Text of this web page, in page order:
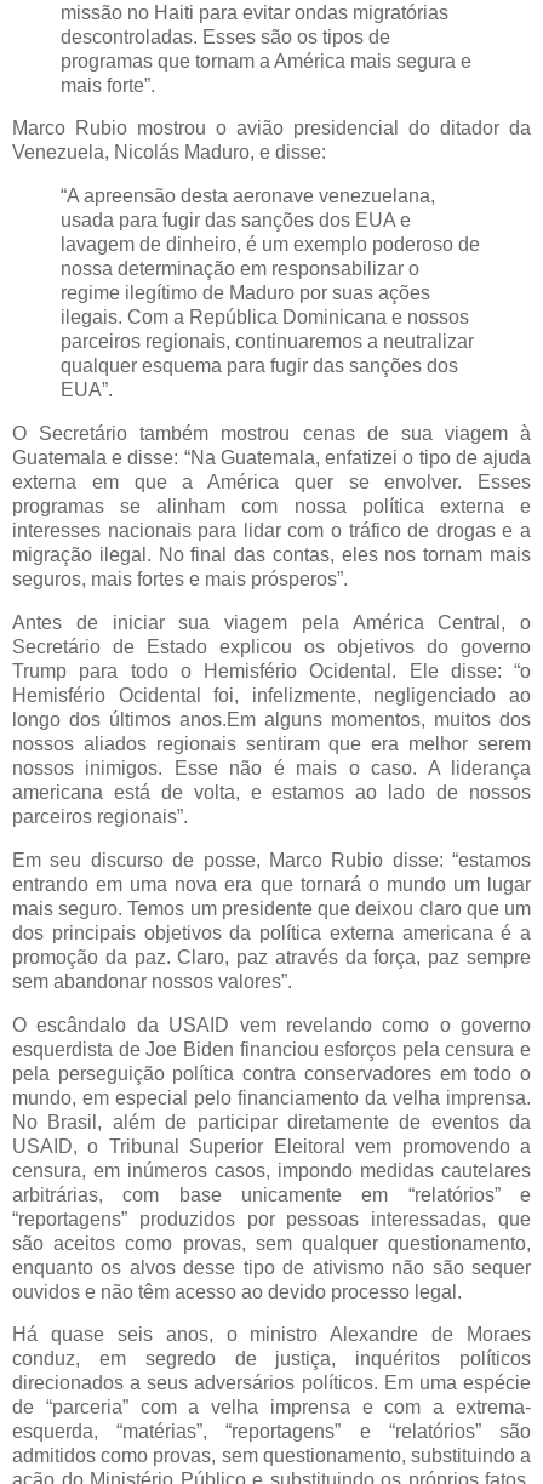
missão no Haiti para evitar ondas migratórias
descontroladas. Esses são os tipos de
programas que tornam a América mais segura e
mais forte”.
Marco Rubio mostrou o avião presidencial do ditador da
Venezuela, Nicolás Maduro, e disse:
“A apreensão desta aeronave venezuelana,
usada para fugir das sanções dos EUA e
lavagem de dinheiro, é um exemplo poderoso de
nossa determinação em responsabilizar o
regime ilegítimo de Maduro por suas ações
ilegais. Com a República Dominicana e nossos
parceiros regionais, continuaremos a neutralizar
qualquer esquema para fugir das sanções dos
EUA”.
O Secretário também mostrou cenas de sua viagem à
Guatemala e disse: “Na Guatemala, enfatizei o tipo de ajuda
externa em que a América quer se envolver. Esses
programas se alinham com nossa política externa e
interesses nacionais para lidar com o tráfico de drogas e a
migração ilegal. No final das contas, eles nos tornam mais
seguros, mais fortes e mais prósperos”.
Antes de iniciar sua viagem pela América Central, o
Secretário de Estado explicou os objetivos do governo
Trump para todo o Hemisfério Ocidental. Ele disse: “o
Hemisfério Ocidental foi, infelizmente, negligenciado ao
longo dos últimos anos.Em alguns momentos, muitos dos
nossos aliados regionais sentiram que era melhor serem
nossos inimigos. Esse não é mais o caso. A liderança
americana está de volta, e estamos ao lado de nossos
parceiros regionais”.
Em seu discurso de posse, Marco Rubio disse: “estamos
entrando em uma nova era que tornará o mundo um lugar
mais seguro. Temos um presidente que deixou claro que um
dos principais objetivos da política externa americana é a
promoção da paz. Claro, paz através da força, paz sempre
sem abandonar nossos valores”.
O escândalo da USAID vem revelando como o governo
esquerdista de Joe Biden financiou esforços pela censura e
pela perseguição política contra conservadores em todo o
mundo, em especial pelo financiamento da velha imprensa.
No Brasil, além de participar diretamente de eventos da
USAID, o Tribunal Superior Eleitoral vem promovendo a
censura, em inúmeros casos, impondo medidas cautelares
arbitrárias, com base unicamente em “relatórios” e
“reportagens” produzidos por pessoas interessadas, que
são aceitos como provas, sem qualquer questionamento,
enquanto os alvos desse tipo de ativismo não são sequer
ouvidos e não têm acesso ao devido processo legal.
Há quase seis anos, o ministro Alexandre de Moraes
conduz, em segredo de justiça, inquéritos políticos
direcionados a seus adversários políticos. Em uma espécie
de “parceria” com a velha imprensa e com a extrema-
esquerda, “matérias”, “reportagens” e “relatórios” são
admitidos como provas, sem questionamento, substituindo a